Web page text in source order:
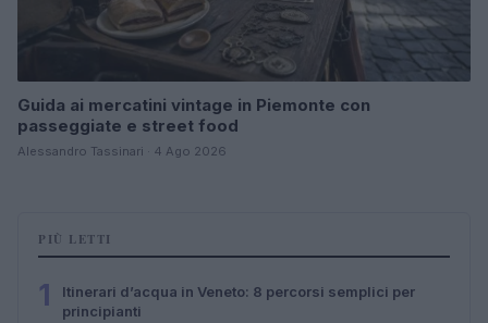
Guida ai mercatini vintage in Piemonte con
passeggiate e street food
Alessandro Tassinari · 4 Ago 2026
PIÙ LETTI
1
Itinerari d’acqua in Veneto: 8 percorsi semplici per
principianti